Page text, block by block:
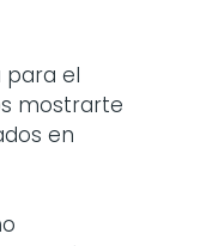
para el
mostrarte
en